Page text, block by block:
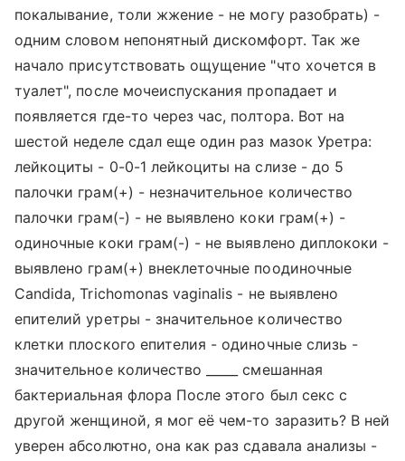
покалывание, толи жжение - не могу разобрать) -
одним словом непонятный дискомфорт. Так же
начало присутствовать ощущение "что хочется в
туалет", после мочеиспускания пропадает и
появляется где-то через час, полтора. Вот на
шестой неделе сдал еще один раз мазок Уретра:
лейкоциты - 0-0-1 лейкоциты на слизе - до 5
палочки грам(+) - незначительное количество
палочки грам(-) - не выявлено коки грам(+) -
одиночные коки грам(-) - не выявлено диплококи -
выявлено грам(+) внеклеточные поодиночные
Candida, Trichomonas vaginalis - не выявлено
епителий уретры - значительное количество
клетки плоского епителия - одиночные слизь -
значительное количество _____ смешанная
бактериальная флора После этого был секс с
другой женщиной, я мог её чем-то заразить? В ней
уверен абсолютно, она как раз сдавала анализы -